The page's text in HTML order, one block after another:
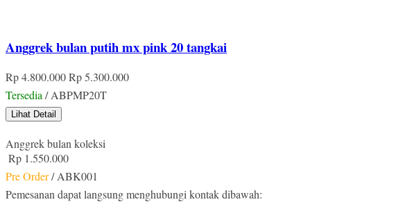
Anggrek bulan putih mx pink 20 tangkai
Rp 4.800.000Rp 5.300.000
Tersedia / ABPMP20T
Lihat Detail
Anggrek bulan koleksi
Rp 1.550.000
Pre Order/ ABK001
Pemesanan dapat langsung menghubungi kontak dibawah: